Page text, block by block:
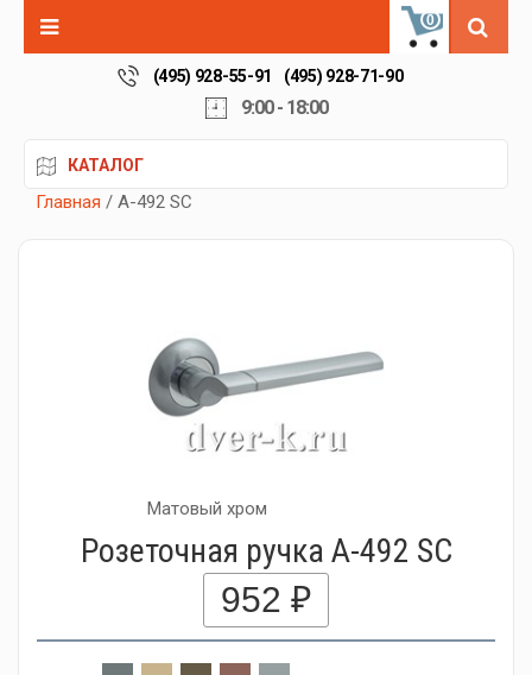
0
(495) 928-55-91 (495) 928-71-90
9:00 - 18:00
КАТАЛОГ
Главная / A-492 SC
Матовый хром
Розеточная ручка A-492 SC
952 ₽